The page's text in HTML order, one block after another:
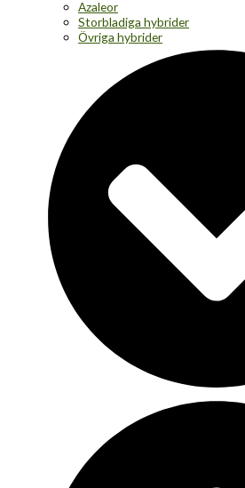
Azaleor
Storbladiga hybrider
Övriga hybrider